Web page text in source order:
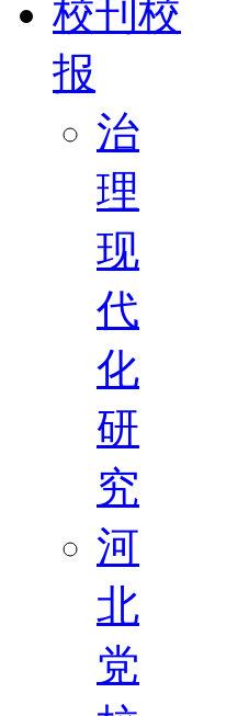
校刊校
报
治
理
现
代
化
研
究
河
北
党